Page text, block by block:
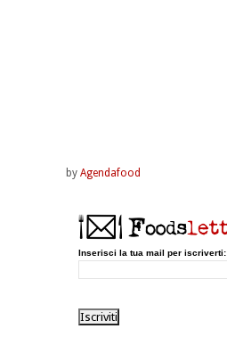
by Agendafood
Inserisci la tua mail per iscriverti: